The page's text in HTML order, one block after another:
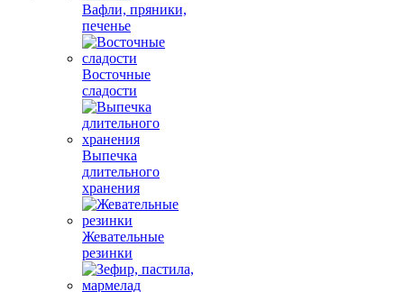
Вафли, пряники,
печенье
Восточные
сладости
Выпечка
длительного
хранения
Жевательные
резинки